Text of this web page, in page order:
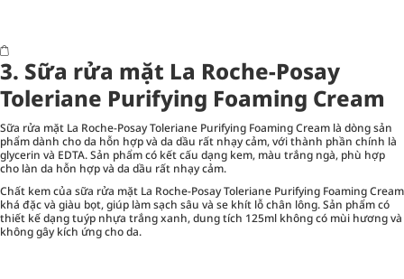
3. Sữa rửa mặt La Roche-Posay
Toleriane Purifying Foaming Cream
Sữa rửa mặt La Roche-Posay Toleriane Purifying Foaming Cream là dòng sản
phẩm dành cho da hỗn hợp và da dầu rất nhạy cảm, với thành phần chính là
glycerin và EDTA. Sản phẩm có kết cấu dạng kem, màu trắng ngà, phù hợp
cho làn da hỗn hợp và da dầu rất nhạy cảm.
Chất kem của sữa rửa mặt La Roche-Posay Toleriane Purifying Foaming Cream
khá đặc và giàu bọt, giúp làm sạch sâu và se khít lỗ chân lông. Sản phẩm có
thiết kế dạng tuýp nhựa trắng xanh, dung tích 125ml không có mùi hương và
không gây kích ứng cho da.